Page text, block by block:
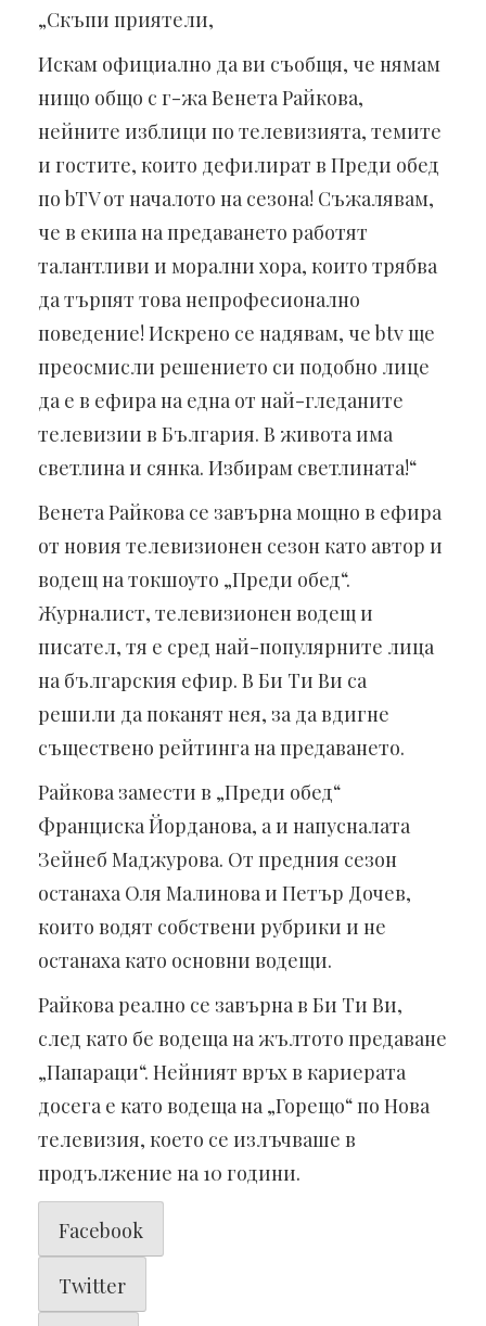
„Скъпи приятели,
Искам официално да ви съобщя, че нямам
нищо общо с г-жа Венета Райкова,
нейните изблици по телевизията, темите
и гостите, които дефилират в Преди обед
по bTV от началото на сезона! Съжалявам,
че в екипа на предаването работят
талантливи и морални хора, които трябва
да търпят това непрофесионално
поведение! Искрено се надявам, че btv ще
преосмисли решението си подобно лице
да е в ефира на една от най-гледаните
телевизии в България. В живота има
светлина и сянка. Избирам светлината!“
Венета Райкова се завърна мощно в ефира
от новия телевизионен сезон като автор и
водещ на токшоуто „Преди обед“.
Журналист, телевизионен водещ и
писател, тя е сред най-популярните лица
на българския ефир. В Би Ти Ви са
решили да поканят нея, за да вдигне
съществено рейтинга на предаването.
Райкова замести в „Преди обед“
Франциска Йорданова, а и напусналата
Зейнеб Маджурова. От предния сезон
останаха Оля Малинова и Петър Дочев,
които водят собствени рубрики и не
останаха като основни водещи.
Райкова реално се завърна в Би Ти Ви,
след като бе водеща на жълтото предаване
„Папараци“. Нейният връх в кариерата
досега е като водеща на „Горещо“ по Нова
телевизия, което се излъчваше в
продължение на 10 години.
Facebook
Twitter